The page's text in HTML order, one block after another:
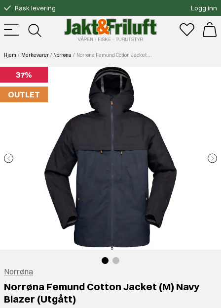
Rask levering
Gratis bytte
Fri frakt over 3000.-
Logg inn
Hjem Merkevarer Norrøna Norrøna Femund Cotton Jacket (M) Navy Blazer (Utgått)
37%
OUTLET
Norrøna
Norrøna Femund Cotton Jacket (M) Navy
Blazer (Utgått)